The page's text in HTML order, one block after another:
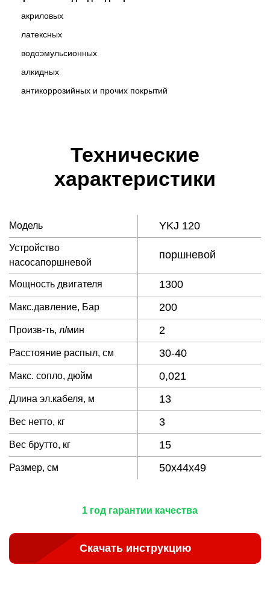
акриловыx
латексных
водоэмульсионных
алкидных
антикоррозийных и прочих покрытий
Технические
характеристики
Модель YKJ 120
Устройство
насосапоршневой
поршневой
Мощность двигателя 1300
Макс.давление, Бар 200
Произв-ть, л/мин 2
Расстояние распыл, см 30-40
Макс. сопло, дюйм 0,021
Длина эл.кабеля, м 13
Вес нетто, кг 3
Вес брутто, кг 15
Размер, см 50x44x49
1 год гарантии качества
Скачать инструкцию